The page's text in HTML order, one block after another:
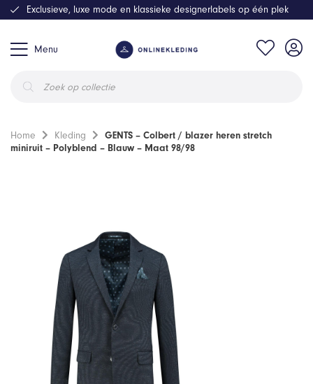
Menu
zoeken
Exclusieve, luxe mode en klassieke designerlabels op één plek
Home Kleding
GENTS – Colbert / blazer heren stretch
miniruit – Polyblend – Blauw – Maat 98/98